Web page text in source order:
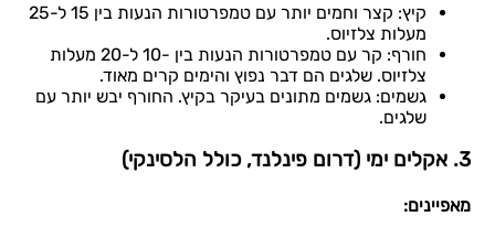
קיץ: קצר וחמים יותר עם טמפרטורות הנעות בין 15 ל-25
מעלות צלזיוס.
חורף: קר עם טמפרטורות הנעות בין -10 ל-20 מעלות
צלזיוס. שלגים הם דבר נפוץ והימים קרים מאוד.
גשמים: גשמים מתונים בעיקר בקיץ. החורף יבש יותר עם
שלגים.
3. אקלים ימי (דרום פינלנד, כולל הלסינקי)
מאפיינים: